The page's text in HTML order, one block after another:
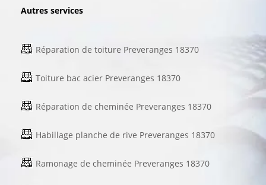
Autres services
Réparation de toiture Preveranges 18370
Toiture bac acier Preveranges 18370
Réparation de cheminée Preveranges 18370
Habillage planche de rive Preveranges 18370
Ramonage de cheminée Preveranges 18370